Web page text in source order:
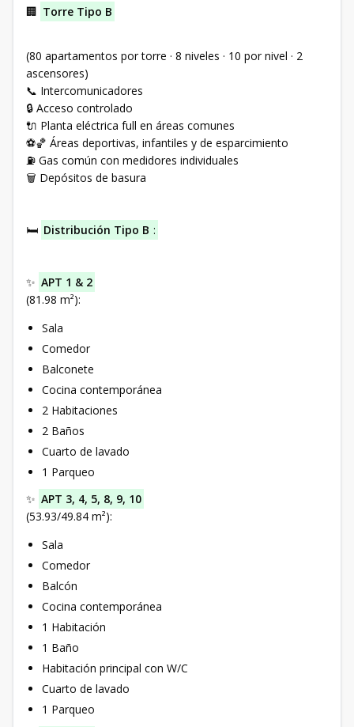
🏢 Torre Tipo B
(80 apartamentos por torre · 8 niveles · 10 por nivel · 2
ascensores)
📞 Intercomunicadores
🔒 Acceso controlado
🔌 Planta eléctrica full en áreas comunes
⚽🏀 Áreas deportivas, infantiles y de esparcimiento
⛽ Gas común con medidores individuales
🗑️ Depósitos de basura
🛏️ Distribución Tipo B :
✨ APT 1 & 2
(81.98 m²):
Sala
Comedor
Balconete
Cocina contemporánea
2 Habitaciones
2 Baños
Cuarto de lavado
1 Parqueo
✨ APT 3, 4, 5, 8, 9, 10
(53.93/49.84 m²):
Sala
Comedor
Balcón
Cocina contemporánea
1 Habitación
1 Baño
Habitación principal con W/C
Cuarto de lavado
1 Parqueo